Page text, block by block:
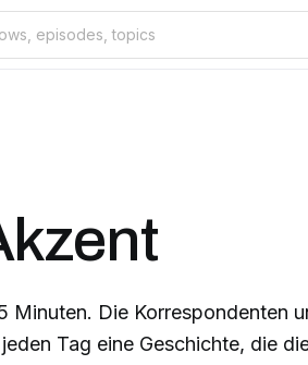
Minuten. Die Korrespondenten
Tag eine Geschichte, die